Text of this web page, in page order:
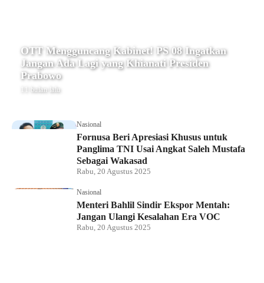
OTT Mengguncang Kabinet! PS 08 Ingatkan
Jangan Ada Lagi yang Khianati Presiden
Prabowo
11 bulan lalu
Nasional
Fornusa Beri Apresiasi Khusus untuk
Panglima TNI Usai Angkat Saleh Mustafa
Sebagai Wakasad
Rabu, 20 Agustus 2025
Nasional
Menteri Bahlil Sindir Ekspor Mentah:
Jangan Ulangi Kesalahan Era VOC
Rabu, 20 Agustus 2025